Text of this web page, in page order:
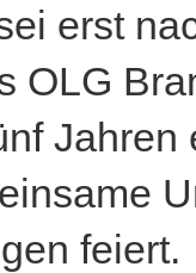
erst
OLG
feiert.